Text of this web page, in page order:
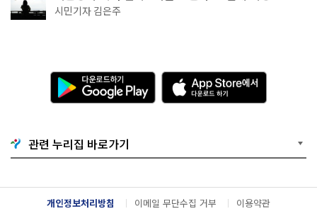
추천
시민기자 김은주
다
운
로
기
G
o
g
l
e
A
p
p
e
서
다
운
관련 누리집 바로가기
개인정보처리방침 이메일 무단수집 거부
이용약관